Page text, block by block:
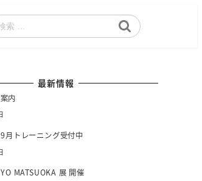
最新情報
内
月トレーニング受付中
MATSUOKA 展 開催